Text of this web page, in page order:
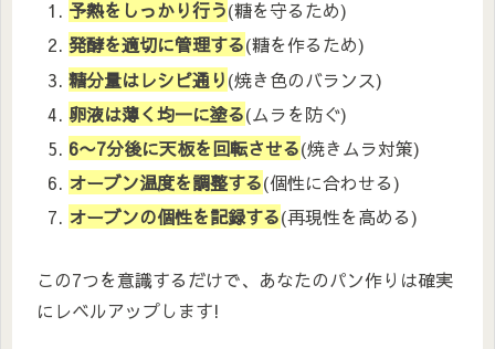
予熱をしっかり行う(糖を守るため)
発酵を適切に管理する(糖を作るため)
糖分量はレシピ通り(焼き色のバランス)
卵液は薄く均一に塗る(ムラを防ぐ)
6〜7分後に天板を回転させる(焼きムラ対策)
オーブン温度を調整する(個性に合わせる)
オーブンの個性を記録する(再現性を高める)
この7つを意識するだけで、あなたのパン作りは確実
にレベルアップします!